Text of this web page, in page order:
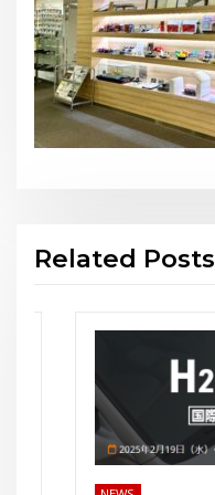
Related Posts